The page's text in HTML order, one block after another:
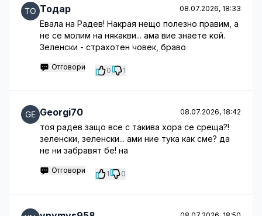
Тодар 08.07.2026, 18:33
Евала на Радев! Накрая нещо полезно правим, а
не се молим на някакви... ама вие знаете кой.
Зеленски - страхотен човек, браво
Отговори 0 1
Georgi70 08.07.2026, 18:42
тоя радев защо все с такива хора се среща?!
зеленски, зеленски... ами ние тука как сме? да
не ни забравят бе! на
Отговори 1 0